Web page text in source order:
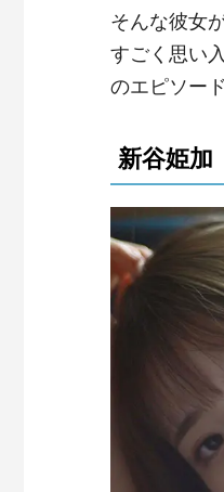
そんな彼女
すごく思い
のエピソー
新谷姫